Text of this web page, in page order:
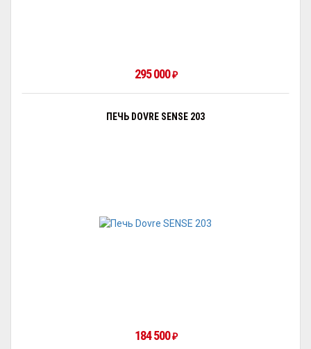
295 000 ₽
ПЕЧЬ DOVRE SENSE 203
184 500 ₽